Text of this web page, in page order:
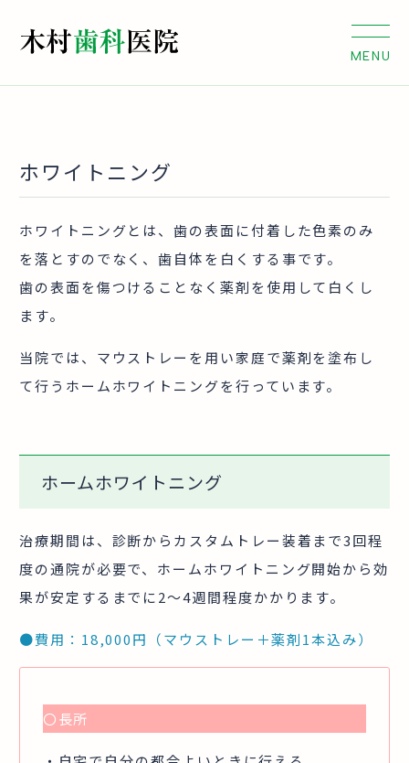
ホワイトニング
ホワイトニングとは、歯の表面に付着した色素のみ
を落とすのでなく、歯自体を白くする事です。
歯の表面を傷つけることなく薬剤を使用して白くし
ます。
当院では、マウストレーを用い家庭で薬剤を塗布し
て行うホームホワイトニングを行っています。
ホームホワイトニング
治療期間は、診断からカスタムトレー装着まで3回程
度の通院が必要で、ホームホワイトニング開始から効
果が安定するまでに2～4週間程度かかります。
●費用：18,000円（マウストレー＋薬剤1本込み）
〇長所